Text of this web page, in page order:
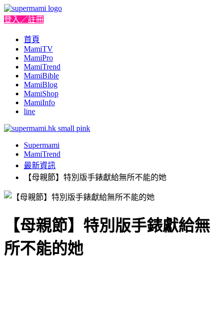
登入／註冊
首頁
MamiTV
MamiPro
MamiTrend
MamiBible
MamiBlog
MamiShop
MamiInfo
line
Supermami
MamiTrend
最新資訊
【母親節】特別版手錶獻給無所不能的她
【母親節】特別版手錶獻給無
所不能的她